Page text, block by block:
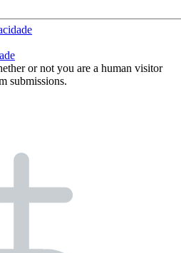
or not you are a human visitor
submissions.